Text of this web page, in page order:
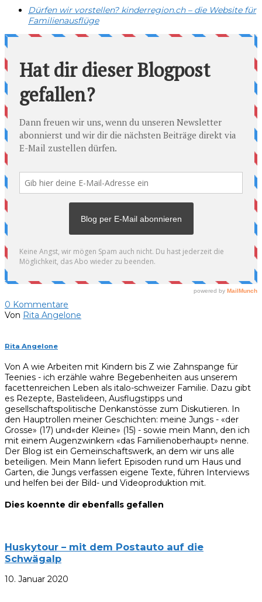
Dürfen wir vorstellen? kinderregion.ch – die Website für
Familienausflüge
0 Kommentare
Von Rita Angelone
Rita Angelone
Von A wie Arbeiten mit Kindern bis Z wie Zahnspange für
Teenies - ich erzähle wahre Begebenheiten aus unserem
facettenreichen Leben als italo-schweizer Familie. Dazu gibt
es Rezepte, Bastelideen, Ausflugstipps und
gesellschaftspolitische Denkanstösse zum Diskutieren. In
den Hauptrollen meiner Geschichten: meine Jungs - «der
Grosse» (17) und«der Kleine» (15) - sowie mein Mann, den ich
mit einem Augenzwinkern «das Familienoberhaupt» nenne.
Der Blog ist ein Gemeinschaftswerk, an dem wir uns alle
beteiligen. Mein Mann liefert Episoden rund um Haus und
Garten, die Jungs verfassen eigene Texte, führen Interviews
und helfen bei der Bild- und Videoproduktion mit.
Dies koennte dir ebenfalls gefallen
Huskytour – mit dem Postauto auf die
Schwägalp
10. Januar 2020